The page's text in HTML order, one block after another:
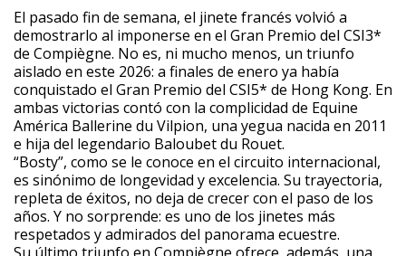
El pasado fin de semana, el jinete francés volvió a
demostrarlo al imponerse en el Gran Premio del CSI3*
de Compiègne. No es, ni mucho menos, un triunfo
aislado en este 2026: a finales de enero ya había
conquistado el Gran Premio del CSI5* de Hong Kong. En
ambas victorias contó con la complicidad de Equine
América Ballerine du Vilpion, una yegua nacida en 2011
e hija del legendario Baloubet du Rouet.
“Bosty”, como se le conoce en el circuito internacional,
es sinónimo de longevidad y excelencia. Su trayectoria,
repleta de éxitos, no deja de crecer con el paso de los
años. Y no sorprende: es uno de los jinetes más
respetados y admirados del panorama ecuestre.